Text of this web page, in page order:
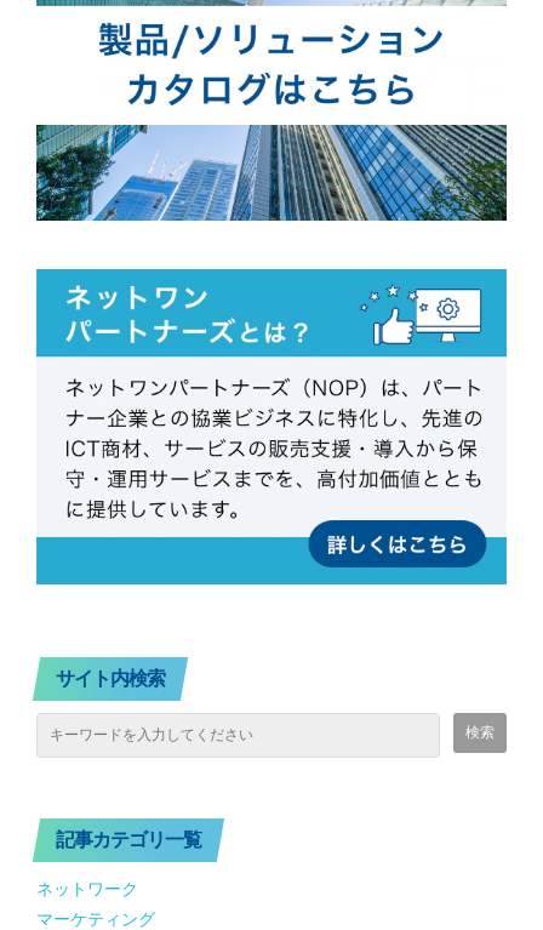
サイト内検索
記事カテゴリ一覧
ネットワーク
マーケティング